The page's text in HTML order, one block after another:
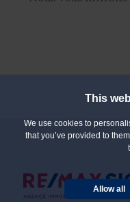
This
We use cookies to
that you’ve provided to
Allow all